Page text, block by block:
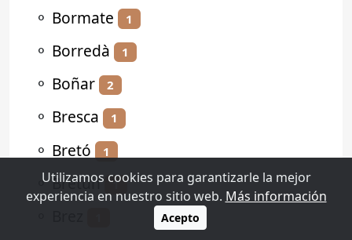
⚬ Bormate 1
⚬ Borredà 1
⚬ Boñar 2
⚬ Bresca 1
⚬ Bretó 1
⚬Bretún 1
Utilizamos cookies para garantizarle la mejor
experiencia en nuestro sitio web. Más información
Acepto